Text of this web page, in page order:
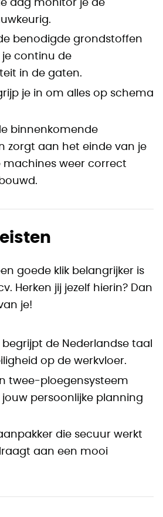
dag monitor je de
benodigde grondstoffen
continu de
in de gaten.
je in om alles op schema
binnenkomende
zorgt aan het einde van je
machines weer correct
goede klik belangrijker is
Herken jij jezelf hierin? Dan
je!
de Nederlandse taal
op de werkvloer.
twee-ploegensysteem
persoonlijke planning
die secuur werkt
aan een mooi